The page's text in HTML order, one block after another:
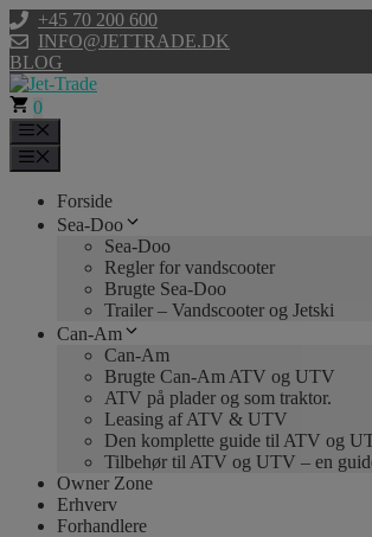
Hop
til
indhold
+45 70 200 600
INFO@JETTRADE.DK
BLOG
0
Forside
Sea-Doo
Sea-Doo
Regler for vandscooter
Brugte Sea-Doo
Trailer – Vandscooter og Jetski
Can-Am
Can-Am
Brugte Can-Am ATV og UTV
ATV på plader og som traktor.
Leasing af ATV & UTV
Den komplette guide til ATV og
Tilbehør til ATV og UTV – en
Owner Zone
Erhverv
Forhandlere